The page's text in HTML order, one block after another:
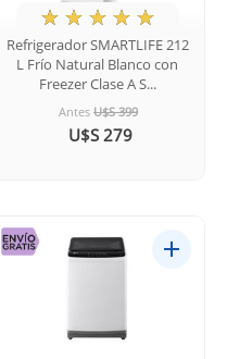
★ ☆ ☆ ☆ ☆
Refrigerador SMARTLIFE 212
L Frío Natural Blanco con
Freezer Clase A S...
Antes U$S 399
U$S 279